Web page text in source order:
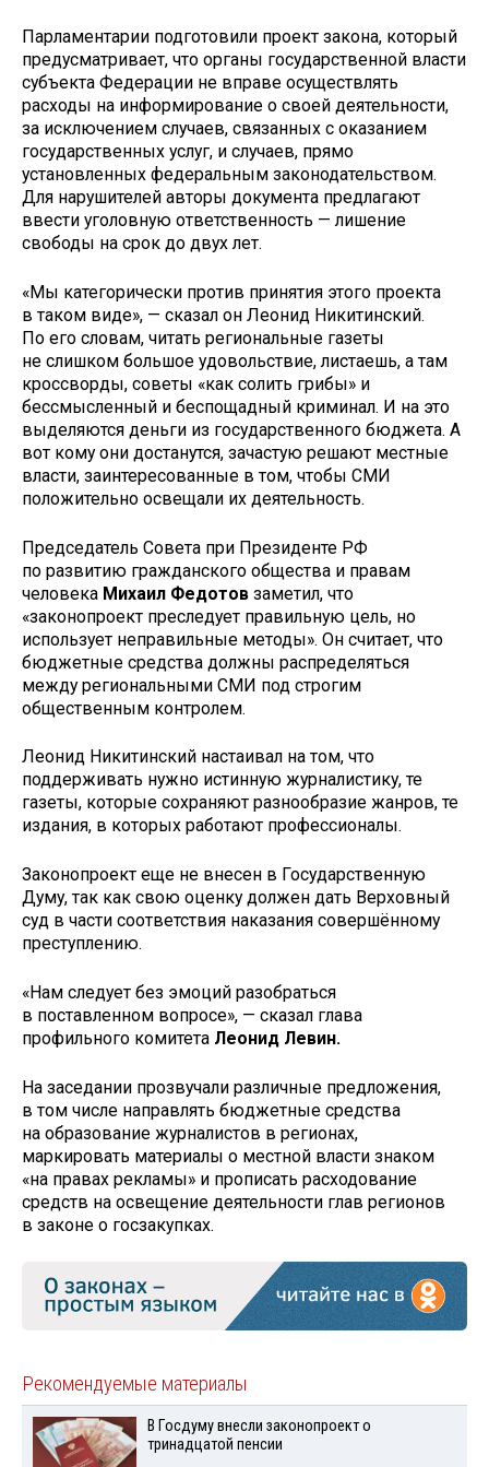
Парламентарии подготовили проект закона, который
предусматривает, что органы государственной власти
субъекта Федерации не вправе осуществлять
расходы на информирование о своей деятельности,
за исключением случаев, связанных с оказанием
государственных услуг, и случаев, прямо
установленных федеральным законодательством.
Для нарушителей авторы документа предлагают
ввести уголовную ответственность — лишение
свободы на срок до двух лет.
«Мы категорически против принятия этого проекта
в таком виде», — сказал он Леонид Никитинский.
По его словам, читать региональные газеты
не слишком большое удовольствие, листаешь, а там
кроссворды, советы «как солить грибы» и
бессмысленный и беспощадный криминал. И на это
выделяются деньги из государственного бюджета. А
вот кому они достанутся, зачастую решают местные
власти, заинтересованные в том, чтобы СМИ
положительно освещали их деятельность.
Председатель Совета при Президенте РФ
по развитию гражданского общества и правам
человека Михаил Федотов заметил, что
«законопроект преследует правильную цель, но
использует неправильные методы». Он считает, что
бюджетные средства должны распределяться
между региональными СМИ под строгим
общественным контролем.
Леонид Никитинский настаивал на том, что
поддерживать нужно истинную журналистику, те
газеты, которые сохраняют разнообразие жанров, те
издания, в которых работают профессионалы.
Законопроект еще не внесен в Государственную
Думу, так как свою оценку должен дать Верховный
суд в части соответствия наказания совершённому
преступлению.
«Нам следует без эмоций разобраться
в поставленном вопросе», — сказал глава
профильного комитета Леонид Левин.
На заседании прозвучали различные предложения,
в том числе направлять бюджетные средства
на образование журналистов в регионах,
маркировать материалы о местной власти знаком
«на правах рекламы» и прописать расходование
средств на освещение деятельности глав регионов
в законе о госзакупках.
Рекомендуемые материалы
В Госдуму внесли законопроект о
тринадцатой пенсии